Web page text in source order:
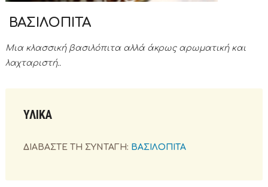
ΒΑΣΙΛΟΠΙΤΑ
Μια κλασσική βασιλόπιτα αλλά άκρως αρωματική και
λαχταριστή..
ΥΛΙΚΑ
ΔΙΑΒΑΣΤΕ ΤΗ ΣΥΝΤΑΓΗ: ΒΑΣΙΛΟΠΙΤΑ